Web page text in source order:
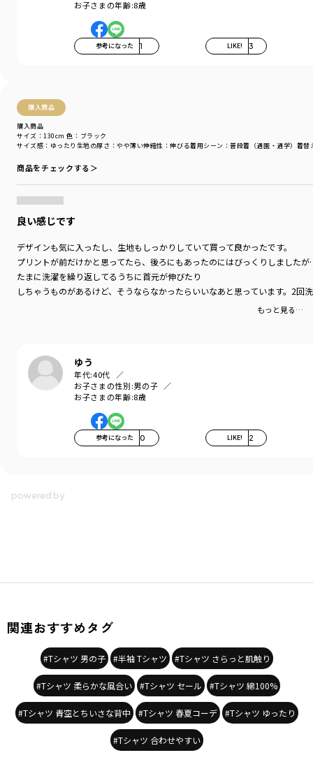
お子さまの年齢:8歳
参考になった 1 LIKE! 3
購入商品
購入商品
サイズ感 ：ゆったり 生地の厚さ ：やや薄い伸縮性 ：伸びる着用シーン ：普段着（通園・通学） 着替
サイズ：130cm 色：ブラック
商品をチェックする＞
良い感じです
デザインも気に入ったし、生地もしっかりしていて買って良かったです。
プリントが前だけかと思ってたら、後ろにもあったのにはびっくりしました
たまに洗濯を繰り返してるうちに首元が伸びたり
しちゃうものがあるけど、そうならなかったらいいなあと思っています。2回
もっと見る…
ゆう
年代:40代
お子さまの性別:男の子
お子さまの年齢:8歳
参考になった 0 LIKE! 2
関連おすすめタグ
#Tシャツ 男の子 #半袖 Tシャツ #Tシャツ さらっと肌触り
#Tシャツ 柔らかな風合い #Tシャツ セール #Tシャツ 綿100%
#Tシャツ 青空とちいさな背中 #Tシャツ 春夏コーデ #Tシャツ ゆったり
#Tシャツ 合わせやすい